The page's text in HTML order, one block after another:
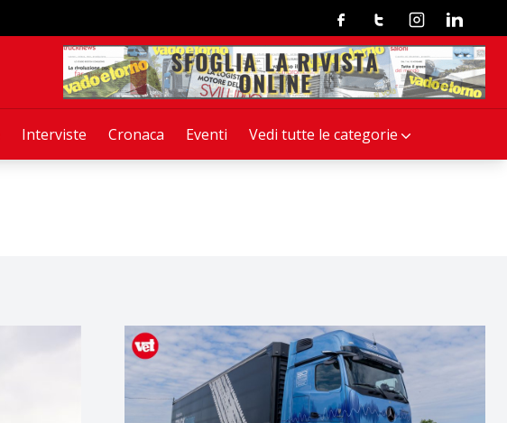
Interviste Cronaca Eventi Vedi tutte le categorie
FacebookTwitterInstagramLinkedin